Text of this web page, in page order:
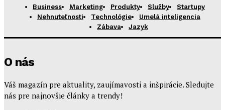
Business Marketing Produkty Služby
Startupy
Nehnuteľnosti
Technológie
Umelá inteligencia
Zábava
Jazyk
O nás
Váš magazín pre aktuality, zaujímavosti a inšpirácie. Sledujte
nás pre najnovšie články a trendy!